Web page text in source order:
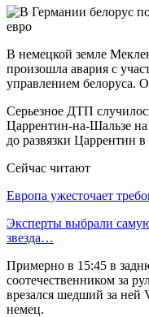
В немецкой земле
произошла авария с
управлением белоруса.
Серьезное ДТП
Царрентин-на-Шальзе
до развязки Царрентин
Сейчас читают
Европа ужесточает
Эксперты выбрали
звезда…
Примерно в 15:45 в
соотечественником за
врезался шедший за ней
немец.